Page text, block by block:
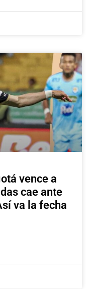
vence a
cae ante
va la fecha